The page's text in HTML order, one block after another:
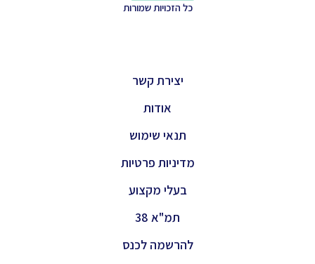
כל הזכויות שמורות
יצירת קשר
אודות
תנאי שימוש
מדיניות פרטיות
בעלי מקצוע
תמ"א 38
להרשמה לכנס